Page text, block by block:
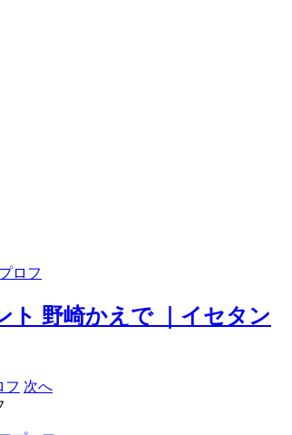
ロフ
ト 野崎かえで ｜イセタン
次へ